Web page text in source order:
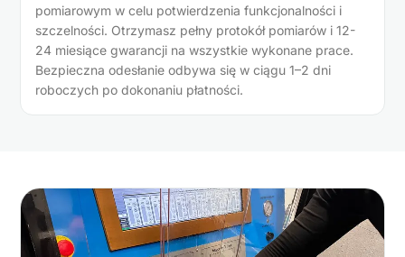
pomiarowym w celu potwierdzenia funkcjonalności i
szczelności. Otrzymasz pełny protokół pomiarów i 12-
24 miesiące gwarancji na wszystkie wykonane prace.
Bezpieczna odesłanie odbywa się w ciągu 1–2 dni
roboczych po dokonaniu płatności.